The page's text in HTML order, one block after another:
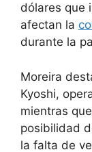
dólares que
afectan la
durante la
Moreira
Kyoshi,
mientras
posibilidad
la falta de